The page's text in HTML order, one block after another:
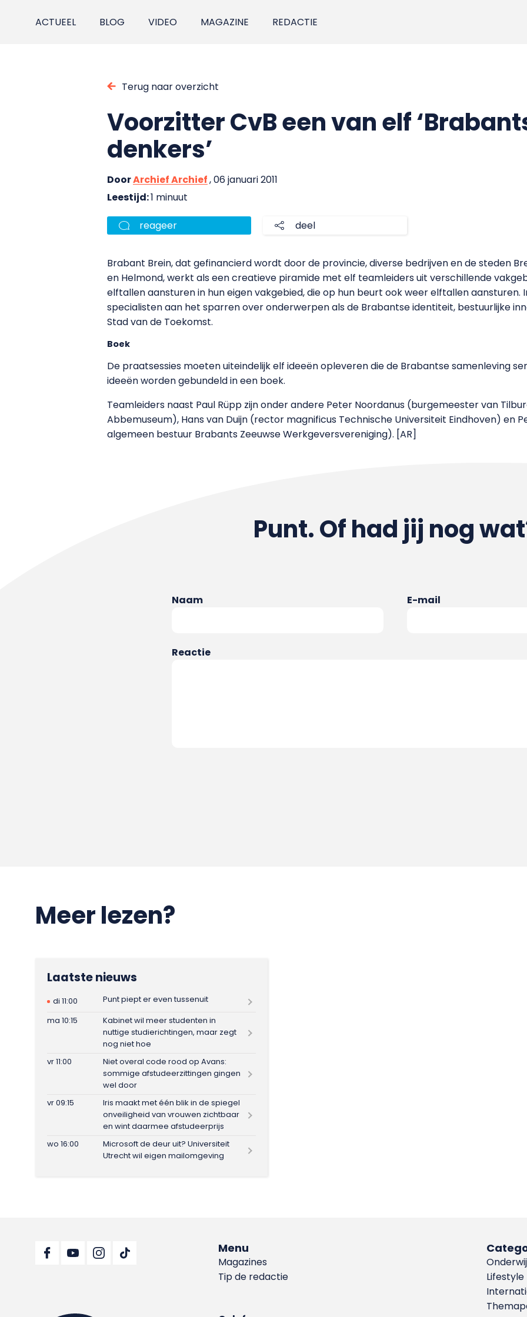
ACTUEEL BLOG VIDEO MAGAZINE REDACTIE
Terug naar overzicht
Voorzitter CvB een van elf
denkers’
DoorArchief Archief, 06 januari 2011
Leestijd:1 minuut
reageer deel
Brabant Brein, dat gefinancierd wordt door de provincie, diverse bedrijven en de steden
en Helmond, werkt als een creatieve piramide met elf teamleiders uit verschillende
elftallen aansturen in hun eigen vakgebied, die op hun beurt ook weer elftallen aansturen.
specialisten aan het sparren over onderwerpen als de Brabantse identiteit, bestuurlijke
Stad van de Toekomst.
Boek
De praatsessies moeten uiteindelijk elf ideeën opleveren die de Brabantse samenleving
ideeën worden gebundeld in een boek.
Teamleiders naast Paul Rüpp zijn onder andere Peter Noordanus (burgemeester van
Abbemuseum), Hans van Duijn (rector magnificus Technische Universiteit Eindhoven) en
algemeen bestuur Brabants Zeeuwse Werkgeversvereniging). [AR]
Punt. Of had jij nog
Naam E-mail
Reactie
Meer lezen?
Laatste nieuws
di 11:00
Punt piept er even tussenuit
ma 10:15
Kabinet wil meer studenten in
nuttige studierichtingen, maar zegt
nog niet hoe
vr 11:00
Niet overal code rood op Avans:
sommige afstudeerzittingen gingen
wel door
vr 09:15
Iris maakt met één blik in de spiegel
onveiligheid van vrouwen zichtbaar
en wint daarmee afstudeerprijs
wo 16:00
Microsoft de deur uit? Universiteit
Utrecht wil eigen mailomgeving
Menu
Magazines
Tip de redactie
Lifestyle